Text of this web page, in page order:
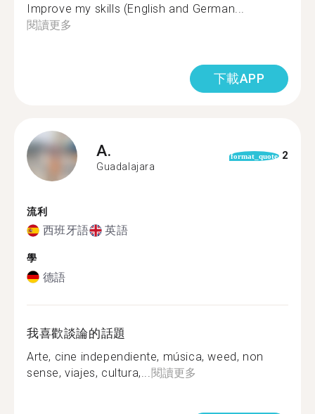
Improve my skills (English and German...
閱讀更多
下載APP
A.
Guadalajara
format_quote 2
流利
西班牙語 英語
學
德語
我喜歡談論的話題
Arte, cine independiente, música, weed, non
sense, viajes, cultura,... 閱讀更多